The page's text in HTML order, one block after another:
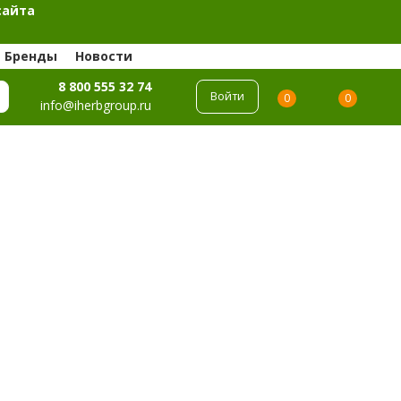
Бренды
Новости
8 800 555 32 74
info@iherbgroup.ru
Войти 0 0